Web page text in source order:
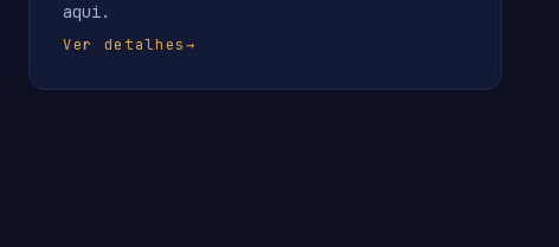
aqui.
Ver detalhes→